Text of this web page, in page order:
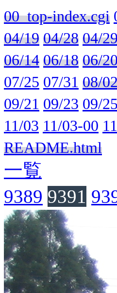
00_top-index.cgi
04/19 04/28 04/
06/14 06/18 06/
07/25 07/31 08/
09/21 09/23 09/25
11/03 11/03-00
README.html
一覧
9389 9391